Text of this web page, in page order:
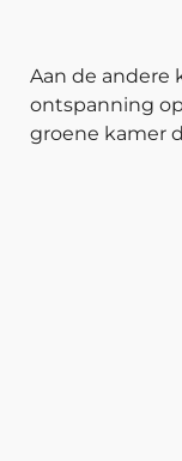
Aan de andere
ontspanning
groene kamer